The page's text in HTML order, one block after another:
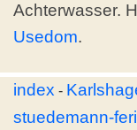
Achterwasser.
Usedom.
index -
stuedemann-